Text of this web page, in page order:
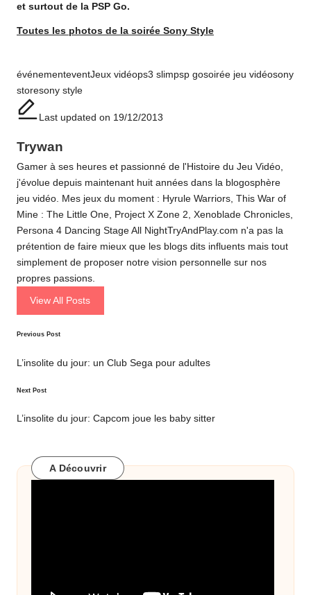
et surtout de la PSP Go.
Toutes les photos de la soirée Sony Style
Tags:
événementeventJeux vidéops3 slimpsp gosoirée jeu vidéosony
storesony style
Last updated on 19/12/2013
Trywan
Gamer à ses heures et passionné de l'Histoire du Jeu Vidéo,
j'évolue depuis maintenant huit années dans la blogosphère
jeu vidéo. Mes jeux du moment : Hyrule Warriors, This War of
Mine : The Little One, Project X Zone 2, Xenoblade Chronicles,
Persona 4 Dancing Stage All NightTryAndPlay.com n'a pas la
prétention de faire mieux que les blogs dits influents mais tout
simplement de proposer notre vision personnelle sur nos
propres passions.
View All Posts
Post
navigation
Previous Post
L’insolite du jour: un Club Sega pour adultes
Next Post
L’insolite du jour: Capcom joue les baby sitter
A Découvrir